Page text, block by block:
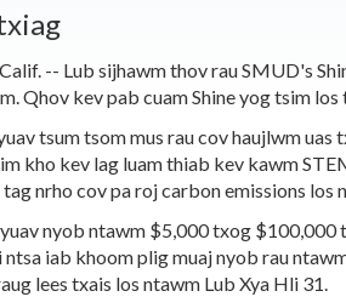
-- Lub sijhawm thov rau SMUD's
Qhov kev pab cuam Shine yog tsim
tsum tsom mus rau cov haujlwm
kho kev lag luam thiab kev kawm
nrho cov pa roj carbon emissions
nyob ntawm $5,000 txog
ntsa iab khoom plig muaj nyob rau
lees txais los ntawm Lub Xya Hli 31.